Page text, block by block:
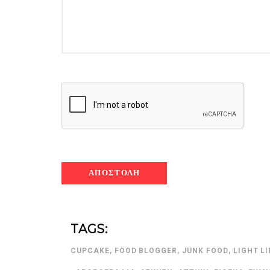
TAGS:
CUPCAKE, FOOD BLOGGER , JUNK FOOD, LIGHT